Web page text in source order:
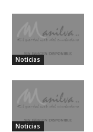
Noticias
Noticias